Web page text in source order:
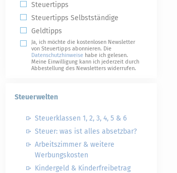
Steuertipps
Steuertipps Selbstständige
Geldtipps
Ja, ich möchte die kostenlosen Newsletter
von Steuertipps abonnieren. Die
Datenschutzhinweise habe ich gelesen.
Meine Einwilligung kann ich jederzeit durch
Abbestellung des Newsletters widerrufen.
Steuerwelten
Steuerklassen 1, 2, 3, 4, 5 & 6
Steuer: was ist alles absetzbar?
Arbeitszimmer & weitere
Werbungskosten
Kindergeld & Kinderfreibetrag